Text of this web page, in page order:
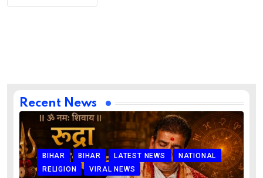
Recent News
BIHAR BIHAR LATEST NEWS
NATIONAL
RELIGION
VIRAL NEWS